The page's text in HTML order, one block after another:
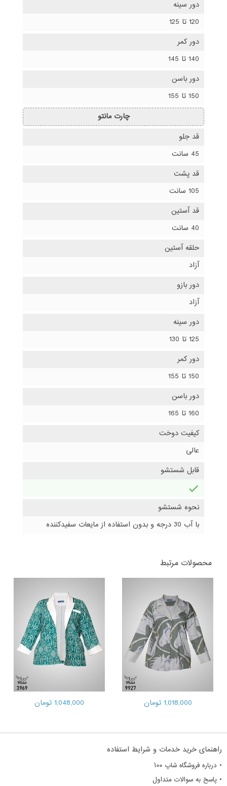
دور سینه
120 تا 125
دور کمر
140 تا 145
دور باسن
150 تا 155
چارت مانتو
قد جلو
45 سانت
قد پشت
105 سانت
قد آستین
40 سانت
حلقه آستین
آزاد
دور بازو
آزاد
دور سینه
125 تا 130
دور کمر
150 تا 155
دور باسن
160 تا 165
کیفیت دوخت
عالی
قابل شستشو
نحوه شستشو
با آب 30 درجه و بدون استفاده از مایعات سفیدکننده
محصولات مرتبط
1,048,000 تومان 1,018,000 تومان
راهنمای خرید خدمات و شرایط استفاده
• درباره فروشگاه شاپ ۱۰۰
• پاسخ به سوالات متداول